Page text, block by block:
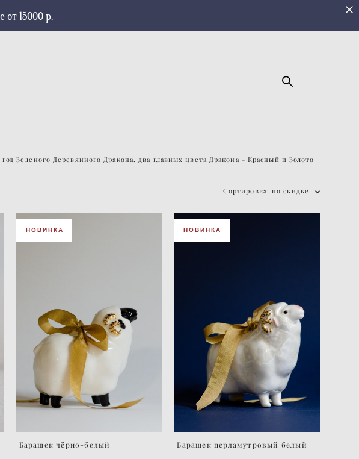
от 15000 р.
Зеленого Деревянного Дракона. два главных цвета Дракона - Красный и Золото
Сортировка: по скидке
НОВИНКА
Барашек чёрно-белый
НОВИНКА
Барашек перламутровый белый